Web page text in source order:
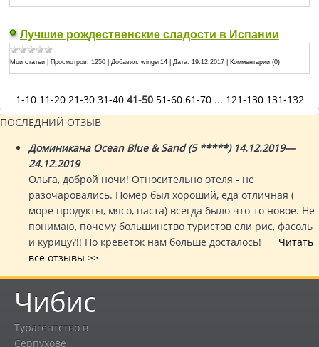
Лучшие рождественские сладости в Испании
Мои статьи Просмотров: 1250 Добавил: winger14 Дата: 19.12.2017 Комментарии (0)
1-10 11-20 21-30 31-40 41-50 51-60 61-70 ... 121-130 131-132
ПОСЛЕДНИЙ ОТЗЫВ
Доминикана Ocean Blue & Sand (5 *****) 14.12.2019—
24.12.2019
Ольга, доброй ночи! Относительно отеля - не
разочаровались. Номер был хороший, еда отличная (
море продукты, мясо, паста) всегда было что-то новое. Не
понимаю, почему большинство туристов ели рис, фасоль
и курицу?!! Но креветок нам больше досталось! Читать
все отзывы >>
Чибис
Турагентство в
Серпухове